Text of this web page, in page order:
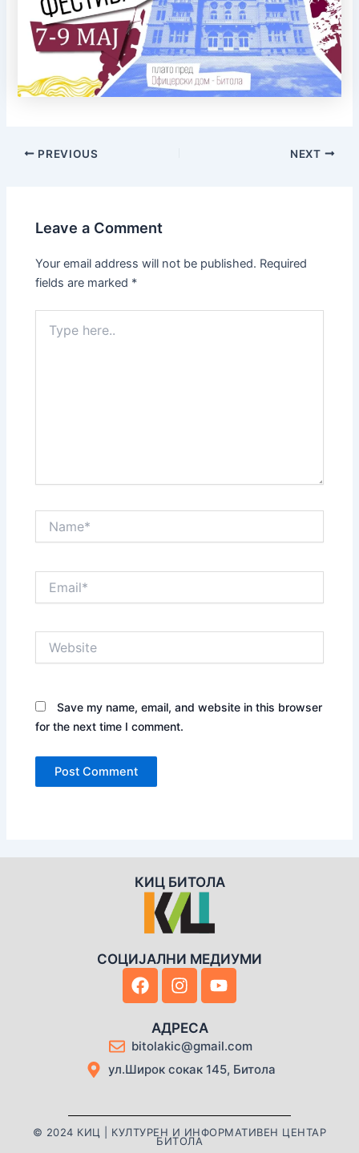
PREVIOUS NEXT
Leave a Comment
Your email address will not be published. Required
fields are marked *
here..
Save my name, email, and website in this browser
for the next time I comment.
КИЦ БИТОЛА
СОЦИЈАЛНИ МЕДИУМИ
F
a
b
o
o
I
n
t
a
g
m
Y
o
u
b
e
АДРЕСА
bitolakic@gmail.com
ул.Широк сокак 145, Битола
© 2024 КИЦ | КУЛТУРЕН И ИНФОРМАТИВЕН ЦЕНТАР
БИТОЛА